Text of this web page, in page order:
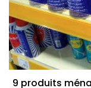
9 produits